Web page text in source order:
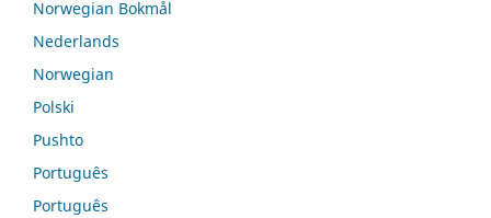
Norwegian Bokmål
Nederlands
Norwegian
Polski
Pushto
Português
Português